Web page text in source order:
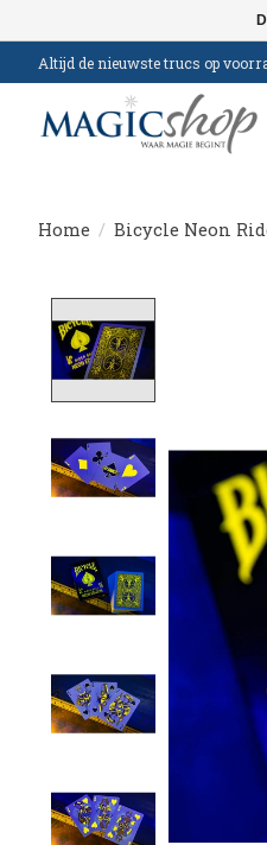
Altijd de nieuwste trucs op
Home / Bicycle Neon